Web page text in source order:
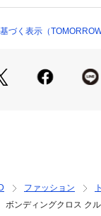
ります。
劣化し、剥がれ・浮
（モール）
づく表示（
ファッション
ボンディングクロス ク